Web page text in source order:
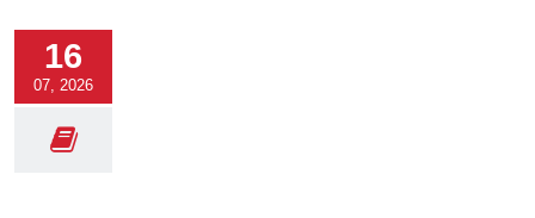
16
07, 2026